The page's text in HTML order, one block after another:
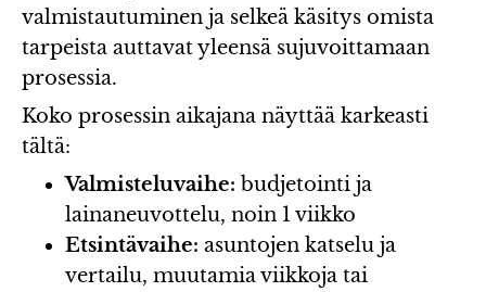
valmistautuminen ja selkeä käsitys omista
tarpeista auttavat yleensä sujuvoittamaan
prosessia.
Koko prosessin aikajana näyttää karkeasti
tältä:
Valmisteluvaihe: budjetointi ja
lainaneuvottelu, noin 1 viikko
Etsintävaihe: asuntojen katselu ja
vertailu, muutamia viikkoja tai